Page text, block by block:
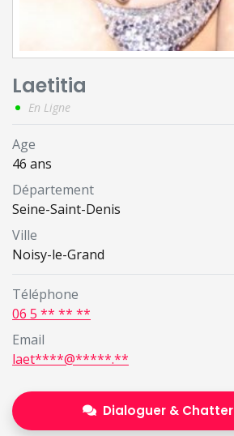
Laetitia
En Ligne
Age
46 ans
Département
Seine-Saint-Denis
Ville
Noisy-le-Grand
Téléphone
06 5 ** ** **
Email
laet****@*****.**
Dialoguer & Chatter